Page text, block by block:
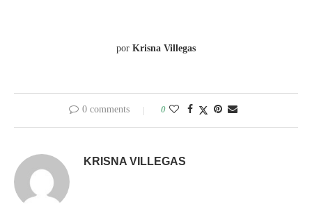
por Krisna Villegas
0 comments 0
KRISNA VILLEGAS